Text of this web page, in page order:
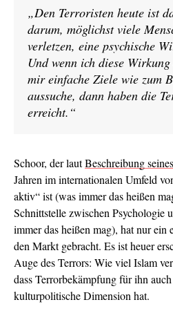
„Den Terroristen heute ist
darum, möglichst viele
verletzen, eine psychische
Und wenn ich diese
mir einfache Ziele wie zum
aussuche, dann haben die
erreicht.“
Schoor, der lautBeschreibung
Jahren im internationalen Umfeld
aktiv“ ist (was immer das heißen
Schnittstelle zwischen Psychologie
immer das heißen mag), hat nur ein
den Markt gebracht. Es ist heuer
Auge des Terrors: Wie viel Islam
dass Terrorbekämpfung für ihn
kulturpolitische Dimension hat.